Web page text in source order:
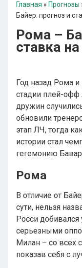
Главная » Прогнозы
Байер: прогноз и
Рома –
ставка
Год назад Рома
стадии плей-офф
дружин
обновили
этап ЛЧ, тогда
истории стал
гегемонию
Рома
В отличие от
сути, нельзя
Росси добивался
серьезными
Милан – со всех
показав себя с